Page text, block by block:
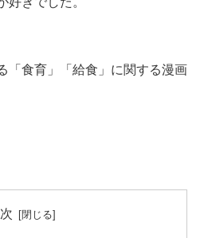
「食育」「給食」に関する漫画